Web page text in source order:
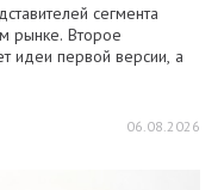
сегмента
рынке. Второе
идеи первой версии, а
06.08.2026